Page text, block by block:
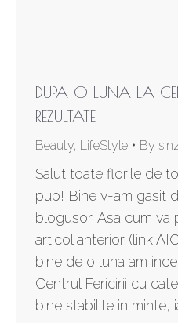
DUPA O LUNA LA
REZULTATE
Beauty, LifeStyle By
Salut toate florile de
pup! Bine v-am gasit
blogusor. Asa cum va
articol anterior (link
bine de o luna am
Centrul Fericirii cu
bine stabilite in minte,